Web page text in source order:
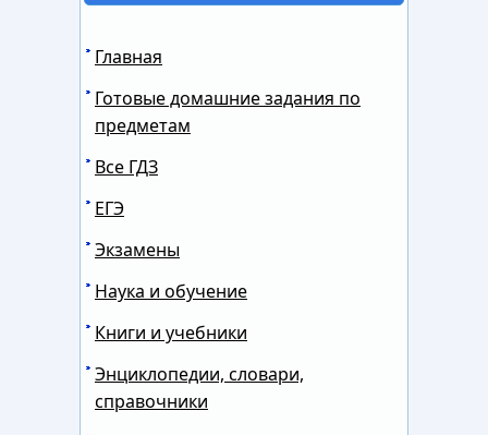
Главная
Готовые домашние задания по
предметам
Все ГДЗ
ЕГЭ
Экзамены
Наука и обучение
Книги и учебники
Энциклопедии, словари,
справочники